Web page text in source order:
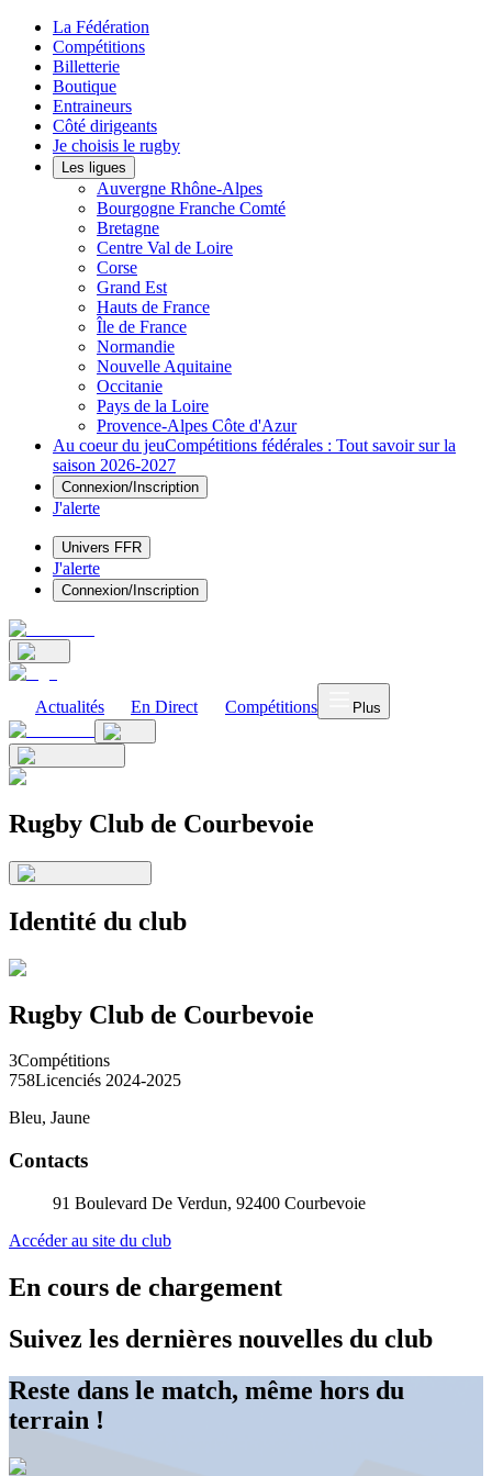
La Fédération
Compétitions
Billetterie
Boutique
Entraineurs
Côté dirigeants
Je choisis le rugby
Les ligues
Auvergne Rhône-Alpes
Bourgogne Franche Comté
Bretagne
Centre Val de Loire
Corse
Grand Est
Hauts de France
Île de France
Normandie
Nouvelle Aquitaine
Occitanie
Pays de la Loire
Provence-Alpes Côte d'Azur
Au coeur du jeuCompétitions fédérales : Tout savoir sur la
saison 2026-2027
Connexion/Inscription
J'alerte
Univers FFR
J'alerte
Connexion/Inscription
Actualités En Direct Compétitions Plus
Rugby Club de Courbevoie
Identité du club
Rugby Club de Courbevoie
3Compétitions
758Licenciés 2024-2025
Bleu, Jaune
Contacts
91 Boulevard De Verdun, 92400 Courbevoie
Accéder au site du club
En cours de chargement
Suivez les dernières nouvelles du club
Reste dans le match, même hors du
terrain !